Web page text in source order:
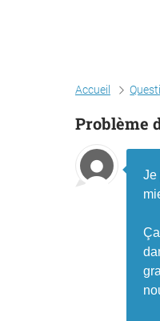
Accueil
Problème
Je